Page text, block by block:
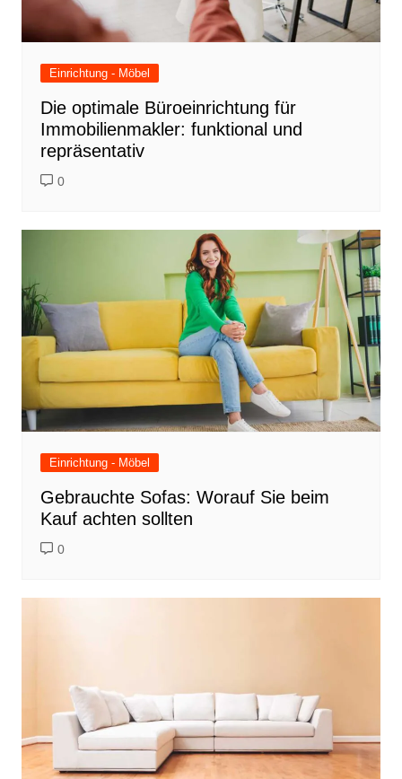
Einrichtung - Möbel
Die optimale Büroeinrichtung für
Immobilienmakler: funktional und
repräsentativ
0
Einrichtung - Möbel
Gebrauchte Sofas: Worauf Sie beim
Kauf achten sollten
0